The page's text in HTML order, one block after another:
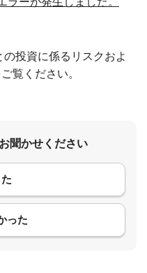
投資に係るリスクおよ
覧ください。
聞かせください
った